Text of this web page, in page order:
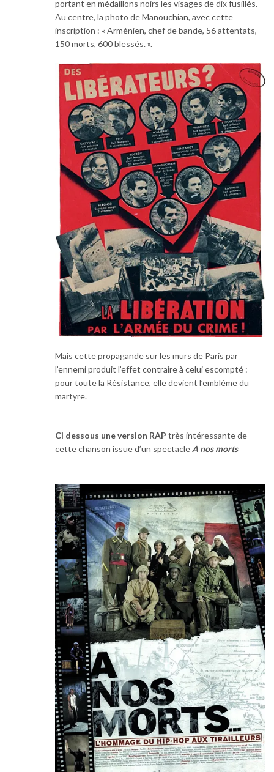
portant en médaillons noirs les visages de dix fusillés.
Au centre, la photo ­de Manouchian, avec cette
inscription : « Arménien, chef de bande, 56 attentats,
150 morts, 600 blessés. ».
Mais cette propagande sur les murs de Paris par
l’ennemi produit l’effet contraire à celui escompté :
pour toute la Résistance, elle devient l’emblème du
martyre.
Ci dessous une version RAP très intéressante de
cette chanson issue d’un spectacle A nos morts